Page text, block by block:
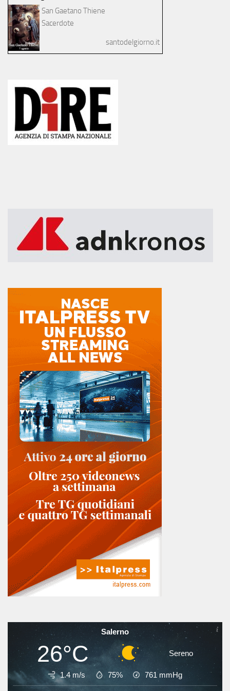
San Gaetano Thiene
Sacerdote
santodelgiorno.it
Salerno
26°C Sereno
1.4 m/s 75% 761 mmHg